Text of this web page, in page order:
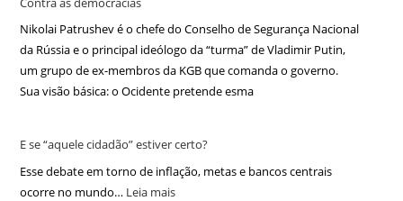
Nikolai Patrushev é o chefe do Conselho de Segurança Nacional
da Rússia e o principal ideólogo da “turma” de Vladimir Putin,
um grupo de ex-membros da KGB que comanda o governo.
Sua visão básica: o Ocidente pretende esma
E se “aquele cidadão” estiver certo?
Esse debate em torno de inflação, metas e bancos centrais
ocorre no mundo… Leia mais